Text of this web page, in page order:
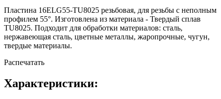
Пластина 16ELG55-TU8025 резьбовая, для резьбы с неполным
профилем 55°. Изготовлена из материала - Твердый сплав
TU8025. Подходит для обработки материалов: сталь,
нержавеющая сталь, цветные металлы, жаропрочные, чугун,
твердые материалы.
Распечатать
Характеристики: